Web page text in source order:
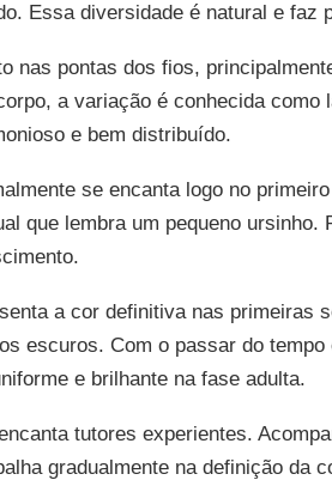
Essa diversidade é natural e faz
nas pontas dos fios,
a variação é conhecida como
e bem distribuído.
se encanta logo no
que lembra um pequeno ursinho.
a cor definitiva nas primeiras
escuros. Com o passar do
e brilhante na fase adulta.
tutores experientes.
gradualmente na definição da